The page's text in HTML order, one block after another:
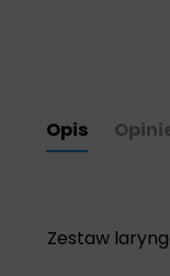
Opis
Zestaw